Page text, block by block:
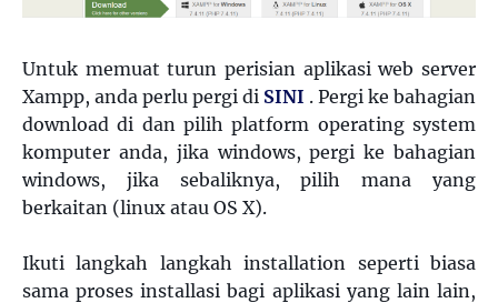
Untuk memuat turun perisian aplikasi web server
Xampp, anda perlu pergi di SINI . Pergi ke bahagian
download di dan pilih platform operating system
komputer anda, jika windows, pergi ke bahagian
windows, jika sebaliknya, pilih mana yang
berkaitan (linux atau OS X).
Ikuti langkah langkah installation seperti biasa
sama proses installasi bagi aplikasi yang lain lain,